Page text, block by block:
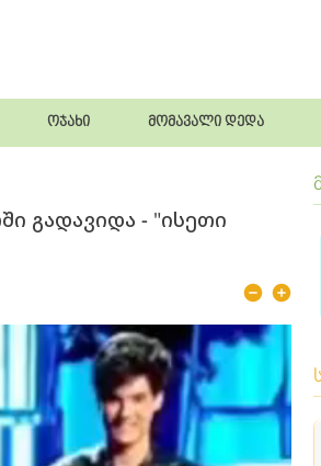
ოჯახი მომავალი დედა
გადავიდა - "ისეთი